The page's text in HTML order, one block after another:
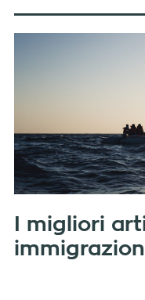
I migliori